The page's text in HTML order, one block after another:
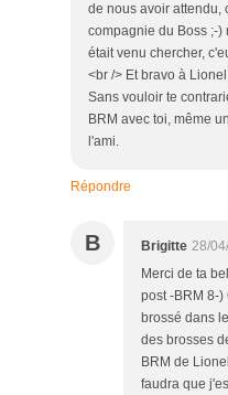
de nous avoir attendu,
compagnie du Boss ;-)
était venu chercher,
<br /> Et bravo à
Sans vouloir te
BRM avec toi, même
l'ami.
Répondre
B Brigitte 28/
Merci de ta
post -BRM 8-)
brossé dans
des brosses
BRM de
faudra que